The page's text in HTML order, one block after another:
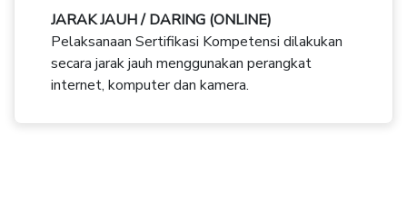
JARAK JAUH / DARING (ONLINE)
Pelaksanaan Sertifikasi Kompetensi dilakukan
secara jarak jauh menggunakan perangkat
internet, komputer dan kamera.